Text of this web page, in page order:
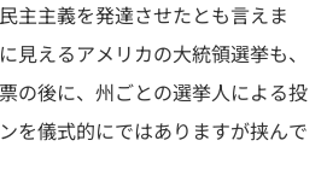
主主義を発達させたとも言えま
見えるアメリカの大統領選挙も、
の後に、州ごとの選挙人による投
を儀式的にではありますが挟んで